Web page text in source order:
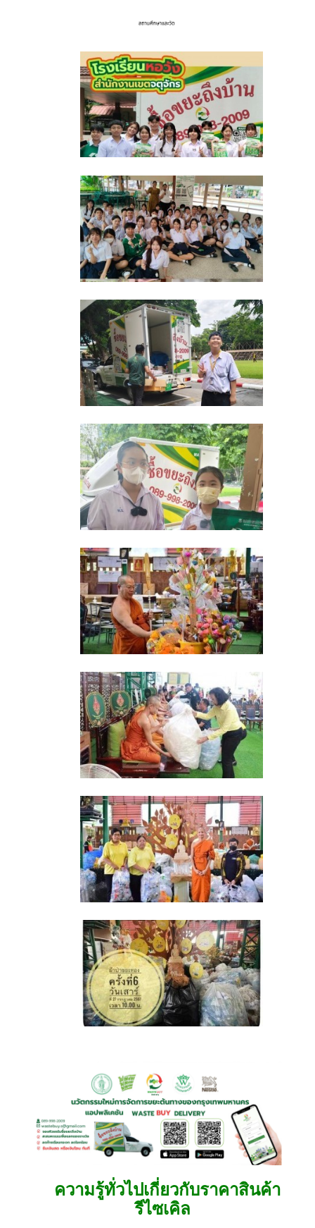
ความรู้ทั่วไปเกี่ยวกับราคาสินค้า
รีไซเคิล